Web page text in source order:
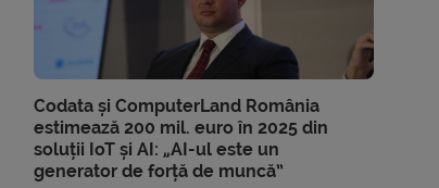
Codata și ComputerLand România
estimează 200 mil. euro în 2025 din
soluții IoT și AI: „AI-ul este un
generator de forță de muncă”